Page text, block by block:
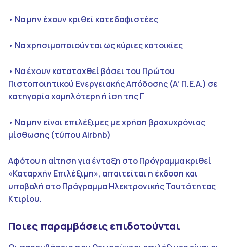
• Να μην έχουν κριθεί κατεδαφιστέες
• Να χρησιμοποιούνται ως κύριες κατοικίες
• Να έχουν καταταχθεί βάσει του Πρώτου
Πιστοποιητικού Ενεργειακής Απόδοσης (Α’ Π.Ε.Α.) σε
κατηγορία χαμηλότερη ή ίση της Γ
• Να μην είναι επιλέξιμες με χρήση βραχυχρόνιας
μίσθωσης (τύπου Airbnb)
Αφότου η αίτηση για ένταξη στο Πρόγραμμα κριθεί
«Καταρχήν Επιλέξιμη», απαιτείται η έκδοση και
υποβολή στο Πρόγραμμα Ηλεκτρονικής Ταυτότητας
Κτιρίου.
Ποιες παραμβάσεις επιδοτούνται